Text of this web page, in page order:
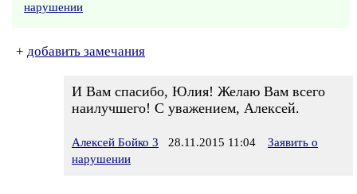
нарушении
+ добавить замечания
И Вам спасибо, Юлия! Желаю Вам всего
наилучшего! С уважением, Алексей.
Алексей Бойко 3 28.11.2015 11:04
Заявить о
нарушении